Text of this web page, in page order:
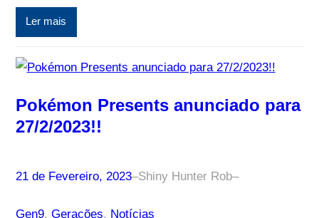
Ler mais
Pokémon Presents anunciado para
27/2/2023!!
21 de Fevereiro, 2023–Shiny Hunter Rob–
Gen9, Gerações, Notícias